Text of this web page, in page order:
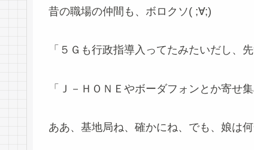
昔の職場の仲間も、ボロクソ( ;∀;)
「５Ｇも行政指導入ってたみたいだし、
「Ｊ－ＨＯＮＥやボーダフォンとか寄せ
ああ、基地局ね、確かにね、でも、娘は